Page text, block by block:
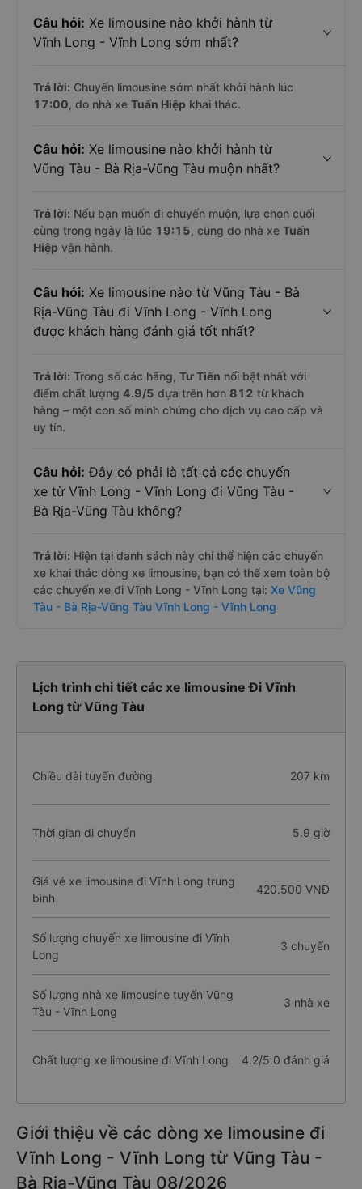
Câu hỏi: Xe limousine nào khởi hành từ
Vĩnh Long - Vĩnh Long sớm nhất?
Trả lời: Chuyến limousine sớm nhất khởi hành lúc
17:00, do nhà xe Tuấn Hiệp khai thác.
Câu hỏi: Xe limousine nào khởi hành từ
Vũng Tàu - Bà Rịa-Vũng Tàu muộn nhất?
Trả lời: Nếu bạn muốn đi chuyến muộn, lựa chọn cuối
cùng trong ngày là lúc 19:15, cũng do nhà xe Tuấn
Hiệp vận hành.
Câu hỏi: Xe limousine nào từ Vũng Tàu - Bà
Rịa-Vũng Tàu đi Vĩnh Long - Vĩnh Long
được khách hàng đánh giá tốt nhất?
Trả lời: Trong số các hãng, Tư Tiến nổi bật nhất với
điểm chất lượng 4.9/5 dựa trên hơn 812 từ khách
hàng – một con số minh chứng cho dịch vụ cao cấp và
uy tín.
Câu hỏi: Đây có phải là tất cả các chuyến
xe từ Vĩnh Long - Vĩnh Long đi Vũng Tàu -
Bà Rịa-Vũng Tàu không?
Trả lời: Hiện tại danh sách này chỉ thể hiện các chuyến
xe khai thác dòng xe limousine, bạn có thể xem toàn bộ
các chuyến xe đi Vĩnh Long - Vĩnh Long tại: Xe Vũng
Tàu - Bà Rịa-Vũng Tàu Vĩnh Long - Vĩnh Long
Lịch trình chi tiết các xe limousine Đi Vĩnh
Long từ Vũng Tàu
Chiều dài tuyến đường 207 km
Thời gian di chuyển 5.9 giờ
Giá vé xe limousine đi Vĩnh Long trung
bình
420.500 VNĐ
Số lượng chuyến xe limousine đi Vĩnh
Long
3 chuyến
Số lượng nhà xe limousine tuyến Vũng
Tàu - Vĩnh Long
3 nhà xe
Chất lượng xe limousine đi Vĩnh Long 4.2/5.0 đánh giá
Giới thiệu về các dòng xe limousine đi
Vĩnh Long - Vĩnh Long từ Vũng Tàu -
Bà Rịa-Vũng Tàu 08/2026